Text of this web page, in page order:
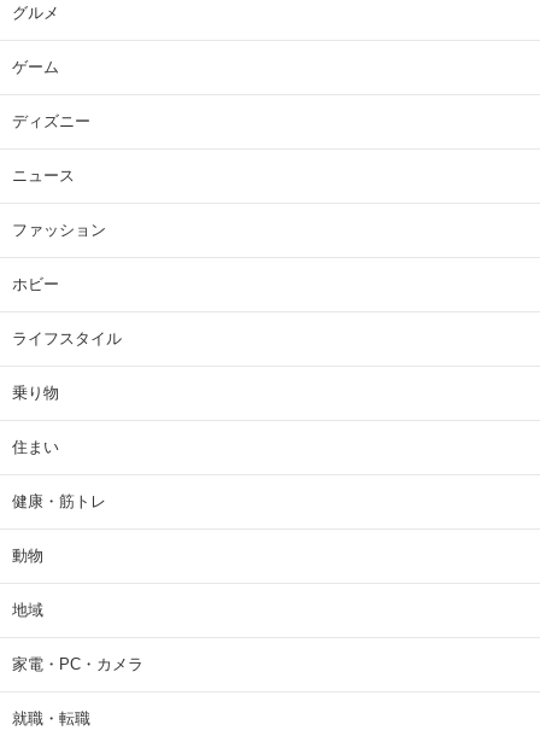
グルメ
ゲーム
ディズニー
ニュース
ファッション
ホビー
ライフスタイル
乗り物
住まい
健康・筋トレ
動物
地域
家電・PC・カメラ
就職・転職